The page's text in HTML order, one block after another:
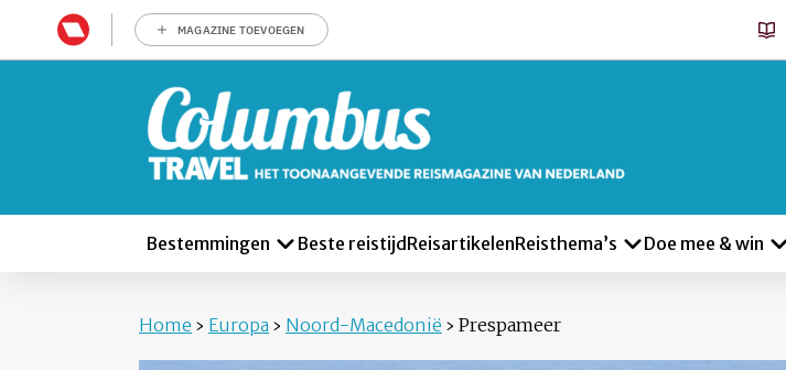
MAGAZINE TOEVOEGEN
Bestemmingen Beste reistijd ReisartikelenReisthema’s Doe mee & win
Home › Europa › Noord-Macedonië › Prespameer